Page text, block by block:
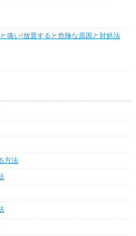
痛い!放置すると危険な原因と対処法
方法